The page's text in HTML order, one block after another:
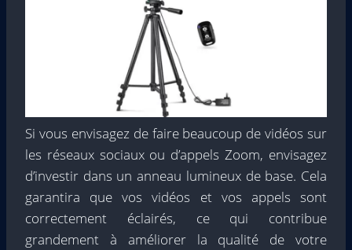
Si vous envisagez de faire beaucoup de vidéos sur
les réseaux sociaux ou d’appels Zoom, envisagez
d’investir dans un anneau lumineux de base. Cela
garantira que vos vidéos et vos appels sont
correctement éclairés, ce qui contribue
grandement à améliorer la qualité de votre